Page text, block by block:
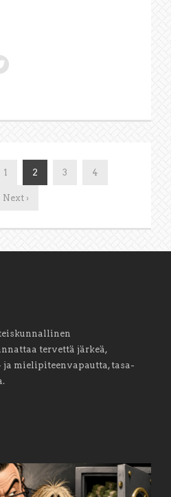
1 2 3 4
Next ›
tervettä järkeä,
mielipiteenvapautta, tasa-